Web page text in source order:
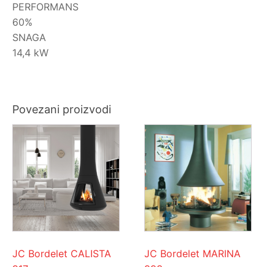
PERFORMANS
60%
SNAGA
14,4 kW
Povezani proizvodi
JC Bordelet CALISTA
JC Bordelet MARINA